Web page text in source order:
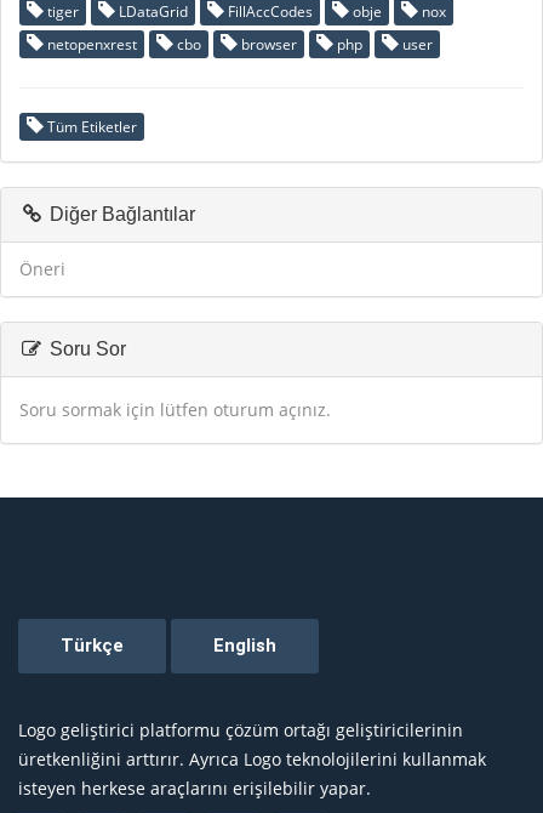
tiger
LDataGrid FillAccCodes obje
nox
netopenxrest
cbo browser php user
Tüm Etiketler
Diğer Bağlantılar
Öneri
Soru Sor
Soru sormak için lütfen oturum açınız.
Logo geliştirici platformu çözüm ortağı geliştiricilerinin
üretkenliğini arttırır. Ayrıca Logo teknolojilerini kullanmak
isteyen herkese araçlarını erişilebilir yapar.